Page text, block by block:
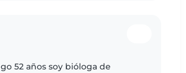
52 años soy bióloga de